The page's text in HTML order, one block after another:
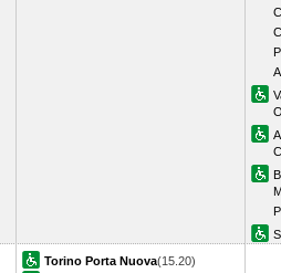
Torino Porta Nuova(15.20)